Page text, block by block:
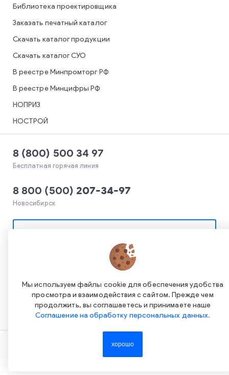
Библиотека проектировщика
Заказать печатный каталог
Скачать каталог продукции
Скачать каталог СУО
В реестре Минпромторг РФ
В реестре Минцифры РФ
НОПРИЗ
НОСТРОЙ
8 (800) 500 34 97
Бесплатная горячая линия
8 800 (500) 207-34-97
Новосибирск
Мы используем файлы cookie для обеспечения удобства
просмотра и взаимодействия с сайтом. Прежде чем
продолжить, вы соглашаетесь и принимаете наше
Соглашение на обработку персональных данных.
хорошо